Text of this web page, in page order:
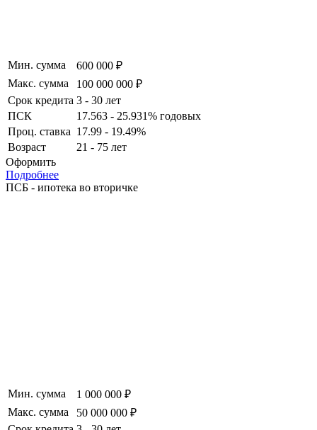
Мин. сумма
600 000 ₽
Макс. сумма
100 000 000 ₽
Срок кредита 3 - 30 лет
ПСК
17.563 - 25.931% годовых
Проц. ставка 17.99 - 19.49%
Возраст
21 - 75 лет
Оформить
Подробнее
ПСБ - ипотека во вторичке
Мин. сумма
1 000 000 ₽
Макс. сумма
50 000 000 ₽